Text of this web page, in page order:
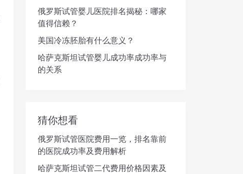
俄罗斯试管婴儿医院排名揭秘：哪家
值得信赖？
美国冷冻胚胎有什么意义？
哈萨克斯坦试管婴儿成功率成功率与
的关系
猜你想看
俄罗斯试管医院费用一览，排名靠前
的医院成功率及费用解析
哈萨克斯坦试管二代费用价格因素及